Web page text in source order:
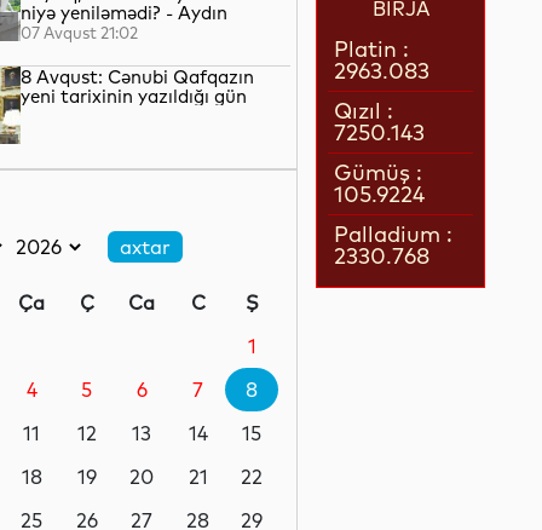
niyə yeniləmədi? - Aydın
QULİYEV yazır...
07 Avqust 21:02
8 Avqust: Cənubi Qafqazın
yeni tarixinin yazıldığı gün
konturları
Paşinyan niyə üzr istəmişdi?
07 Avqust 20:41
ÜST legioner xəstəliyinin
07 Avqust 20:17
Ça Ç Ca C
Ş
1
4 5 6 7
8
11 12 13 14
15
18 19 20 21
22
25 26 27 28
29
BİRJA
Platin :
2963.083
Qızıl :
7250.143
Gümüş :
105.9224
Palladium :
2330.768